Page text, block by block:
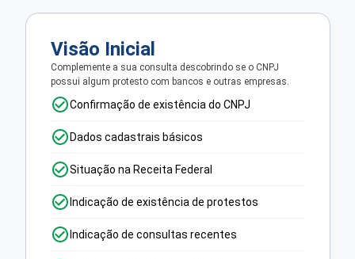
Visão Inicial
Complemente a sua consulta descobrindo se o CNPJ
possui algum protesto com bancos e outras empresas.
Confirmação de existência do CNPJ
Dados cadastrais básicos
Situação na Receita Federal
Indicação de existência de protestos
Indicação de consultas recentes